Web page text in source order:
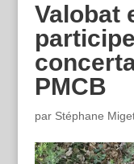
Valobat
PMCB
par Stéphane